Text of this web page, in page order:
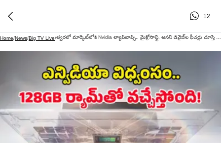
12
Home/News/Big TV Live/